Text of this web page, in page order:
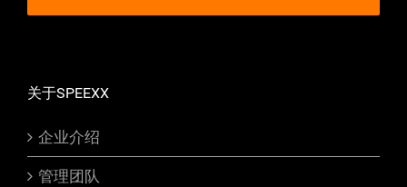
关于SPEEXX
企业介绍
管理团队